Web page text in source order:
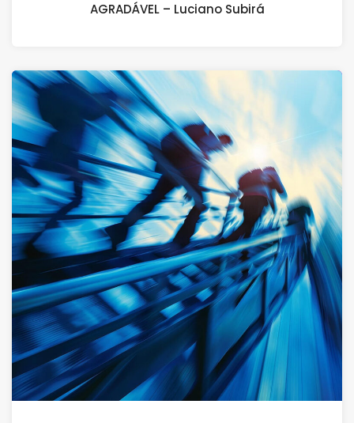
AGRADÁVEL – Luciano Subirá